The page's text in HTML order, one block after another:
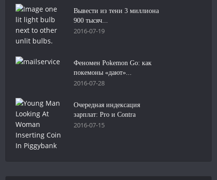
Вывести из тени 3 миллиона
900 тысяч...
2016-07-19
Феномен Pokemon Go: как
покемоны «дают»...
2016-07-28
Очередная индексация
зарплат: Pro и Contra
2016-07-15